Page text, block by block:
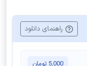
راهنمای دانلود
5,000 تومان